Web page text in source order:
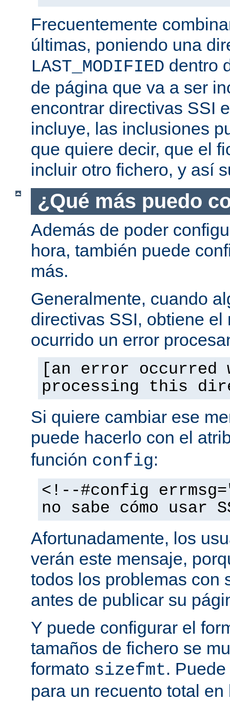
Frecuentemente
últimas, poniendo una
LAST_MODIFIED dentro
de página que va a ser
encontrar directivas SSI
incluye, las inclusiones
que quiere decir, que el
incluir otro fichero, y así
¿Qué más puedo
Además de poder
hora, también puede
más.
Generalmente, cuando
directivas SSI, obtiene el
ocurrido un error
[an error occurred
processing this
Si quiere cambiar ese
puede hacerlo con el
función config:
<!--#config
no sabe cómo usar
Afortunadamente, los
verán este mensaje,
todos los problemas con
antes de publicar su
Y puede configurar el
tamaños de fichero se
formato sizefmt.
para un recuento total